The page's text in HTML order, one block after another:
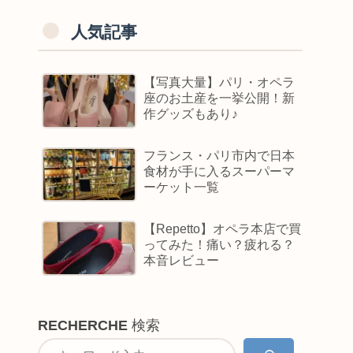
人気記事
【写真大量】パリ・オペラ
座のお土産を一挙公開！新
作グッズもあり♪
フランス・パリ市内で日本
食材が手に入るスーパーマ
ーケット一覧
【Repetto】オペラ本店で買
ってみた！痛い？疲れる？
本音レビュー
RECHERCHE 検索